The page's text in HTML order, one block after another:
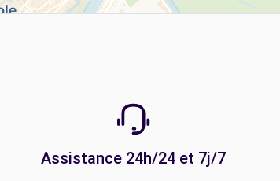
Assistance 24h/24 et 7j/7